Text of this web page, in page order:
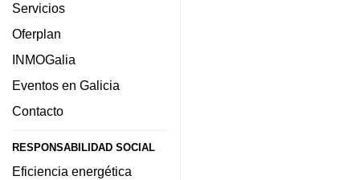
Servicios
Oferplan
INMOGalia
Eventos en Galicia
Contacto
RESPONSABILIDAD SOCIAL
Eficiencia energética